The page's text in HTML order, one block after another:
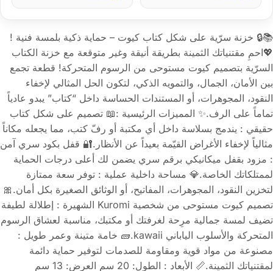
تحكم لاسلكية
📚🔒 خزنة سرّية على شكل كتاب كيوت – حماية ذكية بلمسة فنية !
💖احمِ مقتنياتك الثمينة بطريقة أنيقة وغير متوقعة مع خزنة الكتاب
السرّية بتصميم كيوت مستوحى من الرسوم المتحركة! قطعة تجمع
بين الأمان، الجمال، والتمويه الذكي، لتكون الحل المثالي لإخفاء
النقود، المجوهرات، أو المستندات الحساسة داخل “كتاب” يبدو عادياً
تماماً على الرف.✨ المميزات الرئيسية :📖 تصميم على شكل كتاب
حقيقي : يندمج بسلاسة داخل أي مكتبة أو رفّ كتب، مما يجعله مكاناً
مثالياً لإخفاء الأغراض القيّمة بعيداً عن الأنظار.🔐 قفل بكود سري آمن
: مزود بقفل ميكانيكي برقم سري يضمن لك أعلى درجات الحماية
لممتلكاتك الخاصة.💎 مساحة داخلية عملية : توفر سعة ممتازة
لتخزين النقود، المجوهرات، المفاتيح، أو الوثائق الصغيرة بكل أمان.🎀
تصميم كيوت مستوحى من شخصية Kuromi الشهيرة : إطلالة لطيفة
تضيف لمسة جمالية مرِحة لغرفتك أو مكتبك، مناسبة لعشاق الرسوم
المتحركة والأسلوب الياباني kawaii.🧱 خامة متينة وعمر طويل :
مصنوعة من مواد قوية ومقاومة للصدمات لتوفير حماية دائمة
لمقتنياتك الثمينة.📏 الأبعاد : الطول: 20 سم العرض: 13 سم